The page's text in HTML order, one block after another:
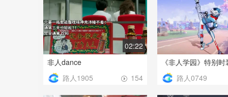
02:22
非人dance
154
路人1905 路人0749